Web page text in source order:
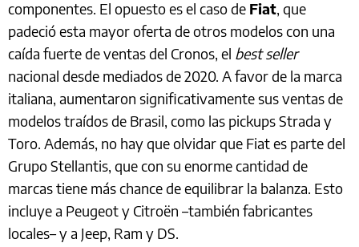
componentes. El opuesto es el caso de Fiat, que
padeció esta mayor oferta de otros modelos con una
caída fuerte de ventas del Cronos, el best seller
nacional desde mediados de 2020. A favor de la marca
italiana, aumentaron significativamente sus ventas de
modelos traídos de Brasil, como las pickups Strada y
Toro. Además, no hay que olvidar que Fiat es parte del
Grupo Stellantis, que con su enorme cantidad de
marcas tiene más chance de equilibrar la balanza. Esto
incluye a Peugeot y Citroën –también fabricantes
locales– y a Jeep, Ram y DS.